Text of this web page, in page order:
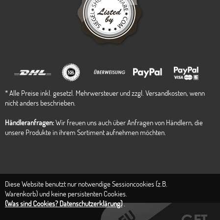
Diese Website benutzt nur notwendige Sessioncookies (z.B.
Warenkorb) und keine persistenten Cookies.
(Was sind Cookies? Datenschutzerklärung).
* Alle Preise inkl. gesetzl. Mehrwersteuer und zzgl. Versandkosten, wenn
nicht anders beschrieben.
Händleranfragen:Wir freuen uns auch über Anfragen von Händlern, die
unsere Produkte in ihrem Sortiment aufnehmen möchten.